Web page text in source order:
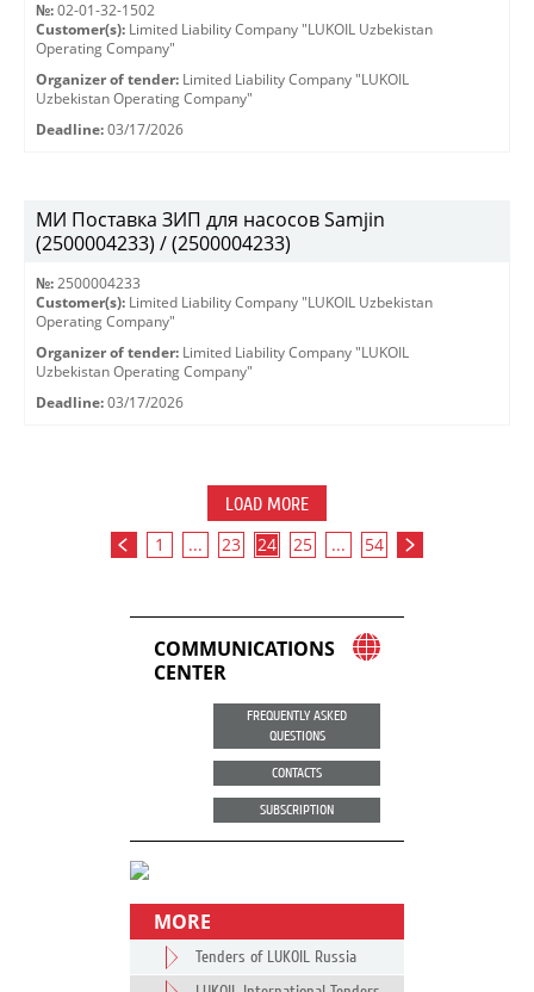
№: 02-01-32-1502
Customer(s): Limited Liability Company "LUKOIL Uzbekistan
Operating Company"
Organizer of tender: Limited Liability Company "LUKOIL
Uzbekistan Operating Company"
Deadline: 03/17/2026
МИ Поставка ЗИП для насосов Samjin
(2500004233) / (2500004233)
№: 2500004233
Customer(s): Limited Liability Company "LUKOIL Uzbekistan
Operating Company"
Organizer of tender: Limited Liability Company "LUKOIL
Uzbekistan Operating Company"
Deadline: 03/17/2026
LOAD MORE
1 ... 23 24 25 ... 54
COMMUNICATIONS
CENTER
FREQUENTLY ASKED
QUESTIONS
CONTACTS
SUBSCRIPTION
MORE
Tenders of LUKOIL Russia